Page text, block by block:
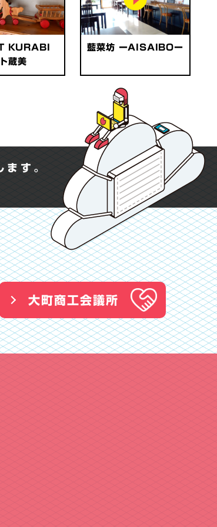
KURABI
蔵美
藍菜坊 ーAISAIBOー
す。
大町商工会議所